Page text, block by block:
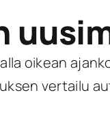
oikean
vertailu